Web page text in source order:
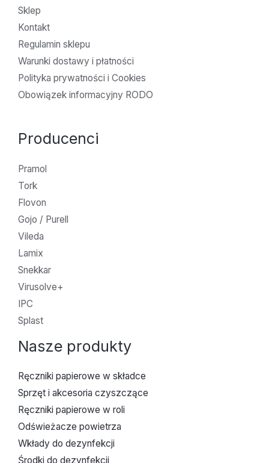
Sklep
Kontakt
Regulamin sklepu
Warunki dostawy i płatności
Polityka prywatności i Cookies
Obowiązek informacyjny RODO
Producenci
Pramol
Tork
Flovon
Gojo / Purell
Vileda
Lamix
Snekkar
Virusolve+
IPC
Splast
Nasze produkty
Ręczniki papierowe w składce
Sprzęt i akcesoria czyszczące
Ręczniki papierowe w roli
Odświeżacze powietrza
Wkłady do dezynfekcji
Środki do dezynfekcji